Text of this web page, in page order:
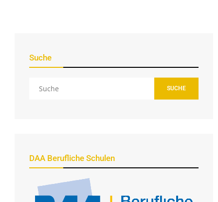
Suche
SUCHE
DAA Berufliche Schulen